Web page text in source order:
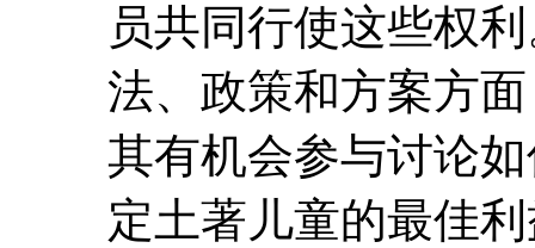
员共同行使这些权
法、政策和方案方
其有机会参与讨论
定土著儿童的最佳